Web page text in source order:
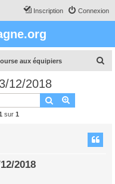
Connexion
Inscription
aux équipiers
12/2018
Rechercher
sur 1
2018